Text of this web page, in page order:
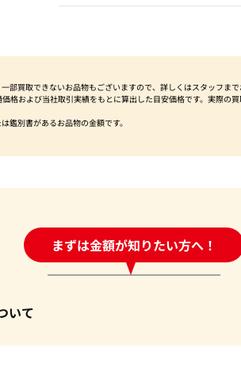
部買取できないお品物もございますので、詳しくはスタッフまで
格および当社取引実績をもとに算出した目安価格です。実際の
鑑別書があるお品物の金額です。
まずは金額が知りたい方へ！
24時間受付中!問い合わせフォーム
いて